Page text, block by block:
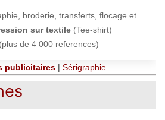
broderie, transferts, flocage et
sur textile (Tee-shirt)
(plus de 4 000 references)
publicitaires | Sérigraphie